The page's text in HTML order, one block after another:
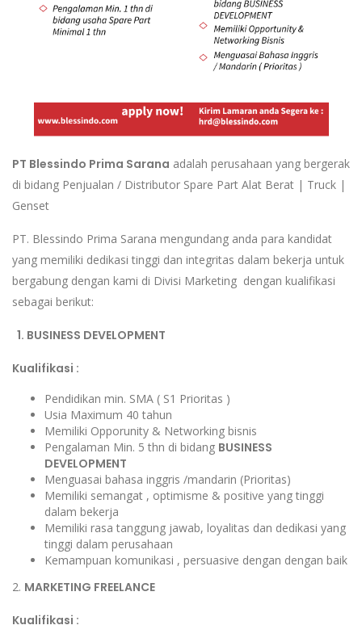
PT Blessindo Prima Sarana adalah perusahaan yang bergerak
di bidang Penjualan / Distributor Spare Part Alat Berat | Truck |
Genset
PT. Blessindo Prima Sarana mengundang anda para kandidat
yang memiliki dedikasi tinggi dan integritas dalam bekerja untuk
bergabung dengan kami di Divisi Marketing dengan kualifikasi
sebagai berikut:
1. BUSINESS DEVELOPMENT
Kualifikasi :
Pendidikan min. SMA ( S1 Prioritas )
Usia Maximum 40 tahun
Memiliki Opporunity & Networking bisnis
Pengalaman Min. 5 thn di bidang BUSINESS
DEVELOPMENT
Menguasai bahasa inggris /mandarin (Prioritas)
Memiliki semangat , optimisme & positive yang tinggi
dalam bekerja
Memiliki rasa tanggung jawab, loyalitas dan dedikasi yang
tinggi dalam perusahaan
Kemampuan komunikasi , persuasive dengan dengan baik
2. MARKETING FREELANCE
Kualifikasi :